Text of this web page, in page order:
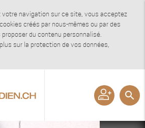
votre navigation sur ce site, vous acceptez
créés par nous-mêmes ou par des
du contenu personnalisé.
sur la protection de vos données,
search